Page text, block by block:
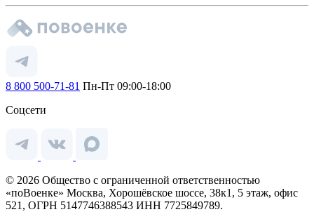
8 800 500-71-81 Пн-Пт 09:00-18:00
Соцсети
© 2026 Общество с ограниченной ответственностью
«поВоенке» Москва, Хорошёвское шоссе, 38к1, 5 этаж, офис
521, ОГРН 5147746388543 ИНН 7725849789.